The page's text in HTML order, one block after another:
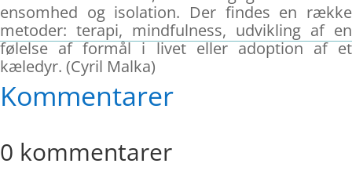
ensomhed og isolation. Der findes en række
metoder: terapi, mindfulness, udvikling af en
følelse af formål i livet eller adoption af et
kæledyr. (Cyril Malka)
Kommentarer
0 kommentarer